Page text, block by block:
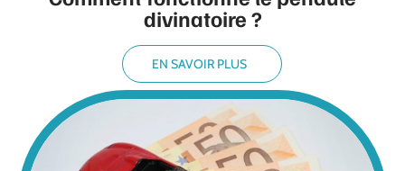
divinatoire ?
EN SAVOIR PLUS